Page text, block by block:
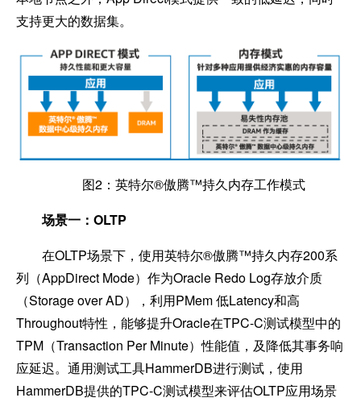
支持更大的数据集。
图2：英特尔®傲腾™持久内存工作模式
场景一：OLTP
在OLTP场景下，使用英特尔®傲腾™持久内存200系
列（AppDirect Mode）作为Oracle Redo Log存放介质
（Storage over AD），利用PMem 低Latency和高
Throughout特性，能够提升Oracle在TPC-C测试模型中的
TPM（Transaction Per Minute）性能值，及降低其事务响
应延迟。通用测试工具HammerDB进行测试，使用
HammerDB提供的TPC-C测试模型来评估OLTP应用场景